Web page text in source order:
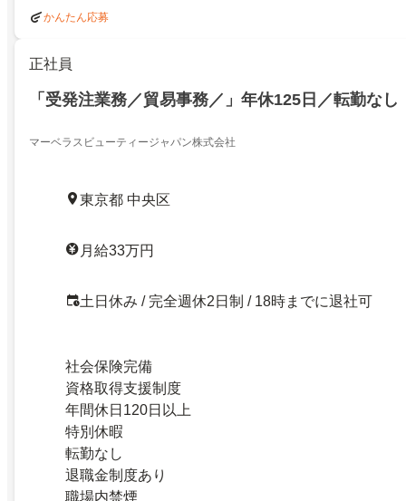
かんたん応募
正社員
「受発注業務／貿易事務／」年休125日／転勤なし
マーベラスビューティージャパン株式会社
東京都 中央区
月給33万円
土日休み / 完全週休2日制 / 18時までに退社可
社会保険完備
資格取得支援制度
年間休日120日以上
特別休暇
転勤なし
退職金制度あり
職場内禁煙